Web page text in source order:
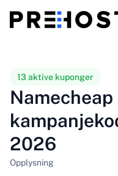
Sammenligninger
Kuponger
13 aktive kuponger
2026
Opplysning